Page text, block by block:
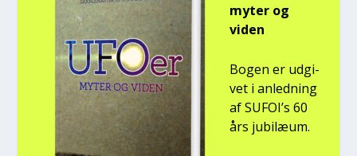
myter og
viden
Bogen er udgi­
vet i anled­ning
af SUFOI’s 60
års jubilæum.